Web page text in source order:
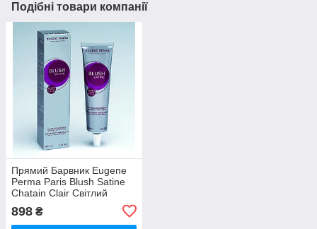
Подібні товари компанії
Прямий Барвник Eugene
Рerma Paris Blush Satine
Chatain Clair Світлий
898 ₴